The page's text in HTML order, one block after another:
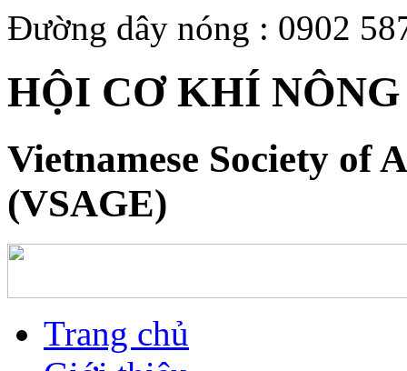
Đường dây nóng : 0902
HỘI CƠ KHÍ
Vietnamese Society of
(VSAGE)
Trang chủ